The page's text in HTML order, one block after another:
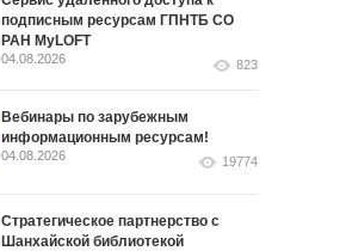
подписным ресурсам ГПНТБ СО
РАН MyLOFT
04.08.2026 823
Вебинары по зарубежным
информационным ресурсам!
04.08.2026 19774
Стратегическое партнерство с
Шанхайской библиотекой